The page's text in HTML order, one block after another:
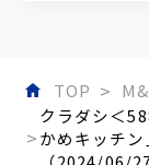
TOP
クラダシ＜
かめキッチ